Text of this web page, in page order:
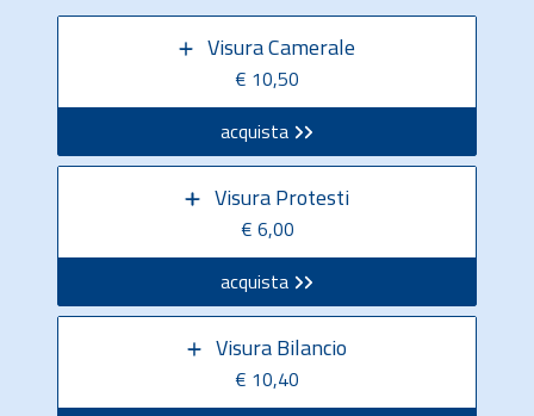
Visura Camerale
€ 10,50
acquista
Visura Protesti
€ 6,00
acquista
Visura Bilancio
€ 10,40